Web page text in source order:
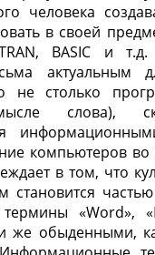
человека
в своей
BASIC и
актуальным
не столько
слова),
компьютеров
в том, что
становится
«Word»,
же обыденными,